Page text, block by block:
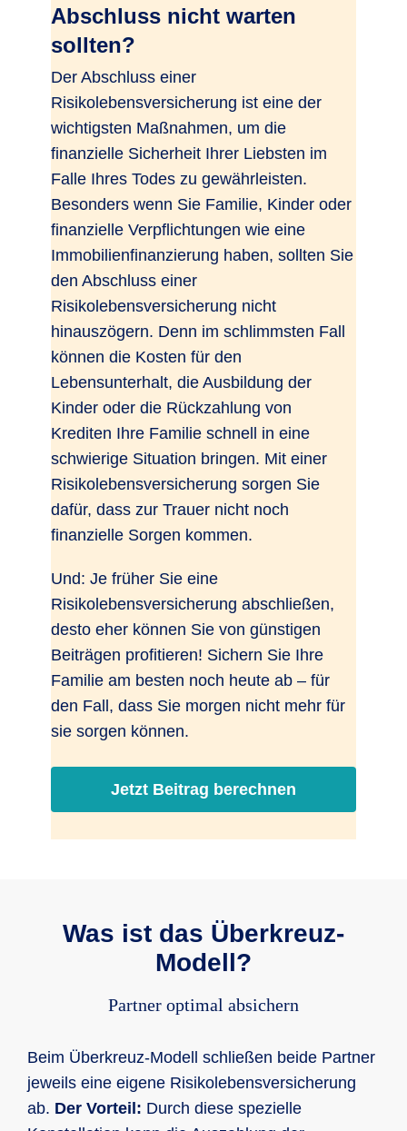
Abschluss nicht warten
sollten?
Der Abschluss einer
Risikolebensversicherung ist eine der
wichtigsten Maßnahmen, um die
finanzielle Sicherheit Ihrer Liebsten im
Falle Ihres Todes zu gewährleisten.
Besonders wenn Sie Familie, Kinder oder
finanzielle Verpflichtungen wie eine
Immobilienfinanzierung haben, sollten Sie
den Abschluss einer
Risikolebensversicherung nicht
hinauszögern. Denn im schlimmsten Fall
können die Kosten für den
Lebensunterhalt, die Ausbildung der
Kinder oder die Rückzahlung von
Krediten Ihre Familie schnell in eine
schwierige Situation bringen. Mit einer
Risikolebensversicherung sorgen Sie
dafür, dass zur Trauer nicht noch
finanzielle Sorgen kommen.
Und: Je früher Sie eine
Risikolebensversicherung abschließen,
desto eher können Sie von günstigen
Beiträgen profitieren! Sichern Sie Ihre
Familie am besten noch heute ab – für
den Fall, dass Sie morgen nicht mehr für
sie sorgen können.
Jetzt Beitrag berechnen
Was ist das Überkreuz-
Modell?
Partner optimal absichern
Beim Überkreuz-Modell schließen beide Partner
jeweils eine eigene Risikolebensversicherung
ab. Der Vorteil: Durch diese spezielle